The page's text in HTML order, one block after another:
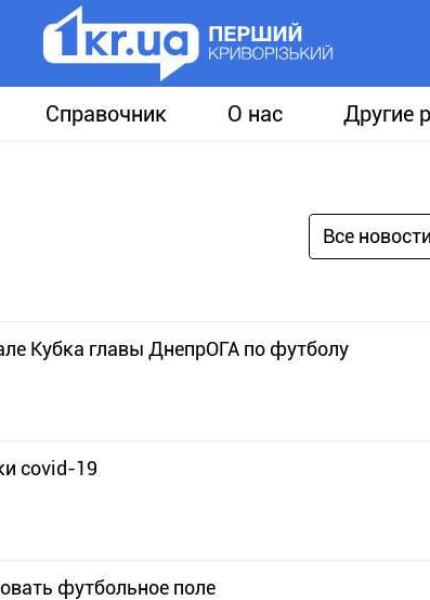
Справочник О нас Другие
Все
Кубка главы ДнепрОГА по футболу
covid-19
футбольное поле